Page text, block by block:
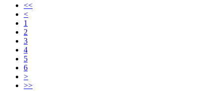
<<
<
1
2
3
4
5
6
>
>>